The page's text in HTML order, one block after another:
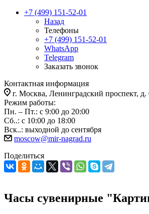
+7 (499) 151-52-01
Назад
Телефоны
+7 (499) 151-52-01
WhatsApp
Telegram
Заказать звонок
Контактная информация
г. Москва, Ленинградский проспект, д.
Режим работы:
Пн. – Пт.: с 9:00 до 20:00
Сб..: с 10:00 до 18:00
Вск..: выходной до сентября
moscow@mir-nagrad.ru
Поделиться
Часы сувенирные